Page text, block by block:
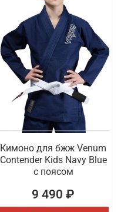
Кимоно для бжж Venum
Contender Kids Navy Blue
с поясом
9 490 ₽